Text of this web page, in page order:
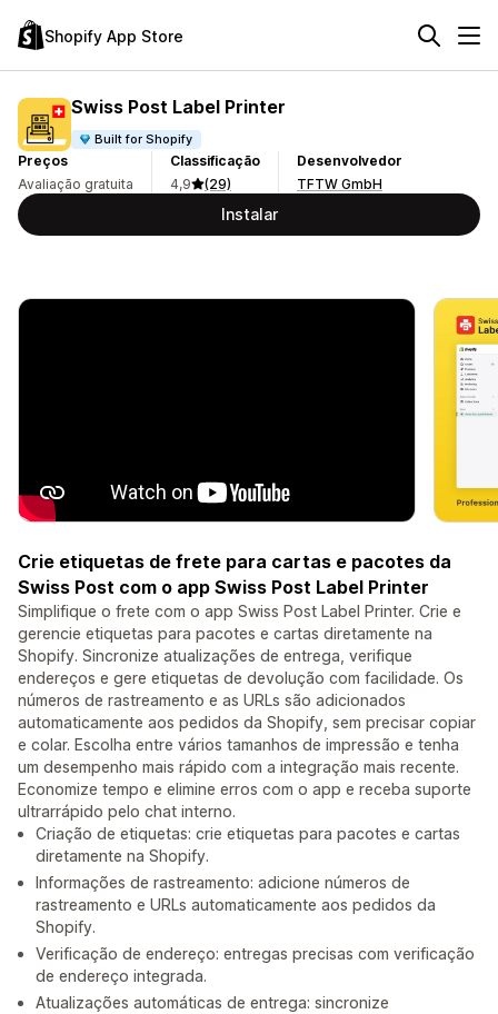
Shopify App Store
Swiss Post Label Printer
Built for Shopify
Preços
Avaliação gratuita
Classificação
4,9
(29)
Desenvolvedor
TFTW GmbH
Instalar
Crie etiquetas de frete para cartas e pacotes da
Swiss Post com o app Swiss Post Label Printer
Simplifique o frete com o app Swiss Post Label Printer. Crie e
gerencie etiquetas para pacotes e cartas diretamente na
Shopify. Sincronize atualizações de entrega, verifique
endereços e gere etiquetas de devolução com facilidade. Os
números de rastreamento e as URLs são adicionados
automaticamente aos pedidos da Shopify, sem precisar copiar
e colar. Escolha entre vários tamanhos de impressão e tenha
um desempenho mais rápido com a integração mais recente.
Economize tempo e elimine erros com o app e receba suporte
ultrarrápido pelo chat interno.
Criação de etiquetas: crie etiquetas para pacotes e cartas
diretamente na Shopify.
Informações de rastreamento: adicione números de
rastreamento e URLs automaticamente aos pedidos da
Shopify.
Verificação de endereço: entregas precisas com verificação
de endereço integrada.
Atualizações automáticas de entrega: sincronize